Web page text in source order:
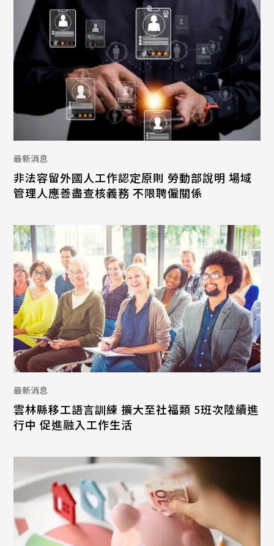
最新消息
非法容留外國人工作認定原則 勞動部說明 場域
管理人應善盡查核義務 不限聘僱關係
最新消息
雲林縣移工語言訓練 擴大至社福類 5班次陸續進
行中 促進融入工作生活